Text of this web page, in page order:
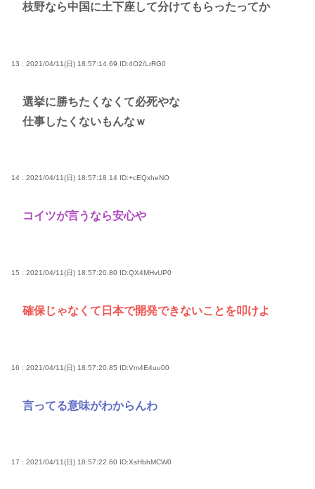
枝野なら中国に土下座して分けてもらったってか
13 : 2021/04/11(日) 18:57:14.69 ID:4O2/LrRG0
選挙に勝ちたくなくて必死やな
仕事したくないもんなｗ
14 : 2021/04/11(日) 18:57:18.14 ID:+cEQxheNO
コイツが言うなら安心や
15 : 2021/04/11(日) 18:57:20.80 ID:QX4MHvUP0
確保じゃなくて日本で開発できないことを叩けよ
16 : 2021/04/11(日) 18:57:20.85 ID:Vm4E4uu00
言ってる意味がわからんわ
17 : 2021/04/11(日) 18:57:22.60 ID:XsHbhMCW0